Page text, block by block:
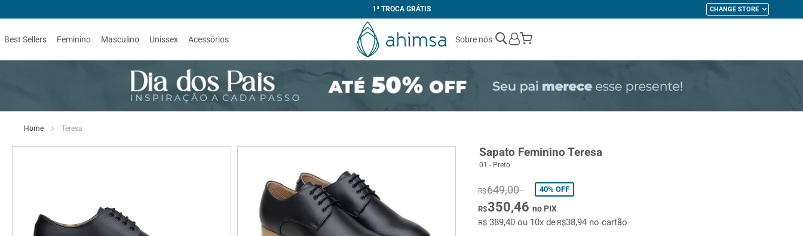
1ª TROCA GRÁTIS CHANGE STORE
Best Sellers Feminino Masculino Unissex Acessórios Sobre nós
My Cart
Home Teresa
Sapato Feminino Teresa
01 - Preto
R$649,00 40% OFF
R$350,46no PIX
R$ 389,40 ou 10x deR$38,94 no cartão